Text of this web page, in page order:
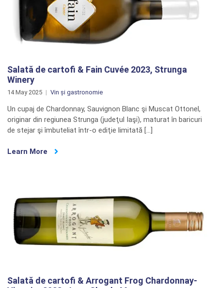
Salată de cartofi & Fain Cuvée 2023, Strunga
Winery
14 May 2025 Vin și gastronomie
Un cupaj de Chardonnay, Sauvignon Blanc şi Muscat Ottonel,
originar din regiunea Strunga (judeţul Iaşi), maturat în baricuri
de stejar şi îmbuteliat într-o ediţie limitată […]
Learn More
Salată de cartofi & Arrogant Frog Chardonnay-